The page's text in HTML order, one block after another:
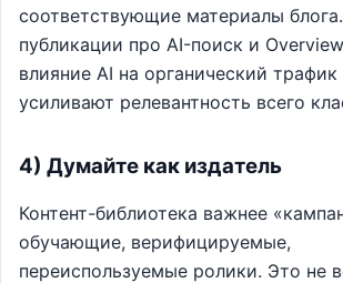
соответствующие материалы
публикации про AI-поиск и
влияние AI на органический трафик
усиливают релевантность всего
4) Думайте как издатель
Контент-библиотека важнее
обучающие, верифицируемые,
переиспользуемые ролики. Это не